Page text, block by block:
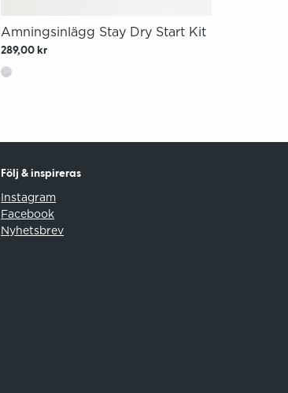
Amningsinlägg Stay Dry Start Kit
289,00 kr
Följ & inspireras
Instagram
Facebook
Nyhetsbrev